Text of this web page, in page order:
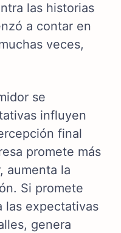
las historias
a contar en
veces,
se
influyen
final
promete más
aumenta la
Si promete
las expectativas
genera